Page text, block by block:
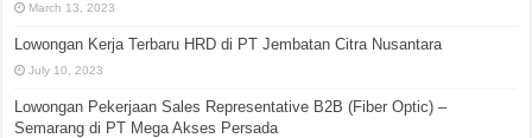
March 13, 2023
Lowongan Kerja Terbaru HRD di PT Jembatan Citra Nusantara
July 10, 2023
Lowongan Pekerjaan Sales Representative B2B (Fiber Optic) –
Semarang di PT Mega Akses Persada